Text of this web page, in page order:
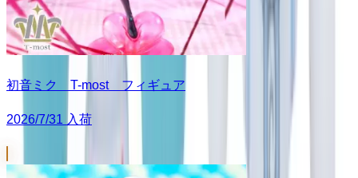
初音ミク T-most フィギュア
2026/7/31 入荷